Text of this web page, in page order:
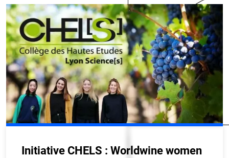
Initiative CHELS : Worldwine women